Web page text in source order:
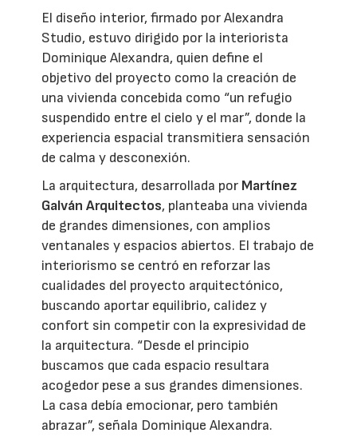
El diseño interior, firmado por Alexandra
Studio, estuvo dirigido por la interiorista
Dominique Alexandra, quien define el
objetivo del proyecto como la creación de
una vivienda concebida como “un refugio
suspendido entre el cielo y el mar”, donde la
experiencia espacial transmitiera sensación
de calma y desconexión.
La arquitectura, desarrollada por Martínez
Galván Arquitectos, planteaba una vivienda
de grandes dimensiones, con amplios
ventanales y espacios abiertos. El trabajo de
interiorismo se centró en reforzar las
cualidades del proyecto arquitectónico,
buscando aportar equilibrio, calidez y
confort sin competir con la expresividad de
la arquitectura. “Desde el principio
buscamos que cada espacio resultara
acogedor pese a sus grandes dimensiones.
La casa debía emocionar, pero también
abrazar”, señala Dominique Alexandra.